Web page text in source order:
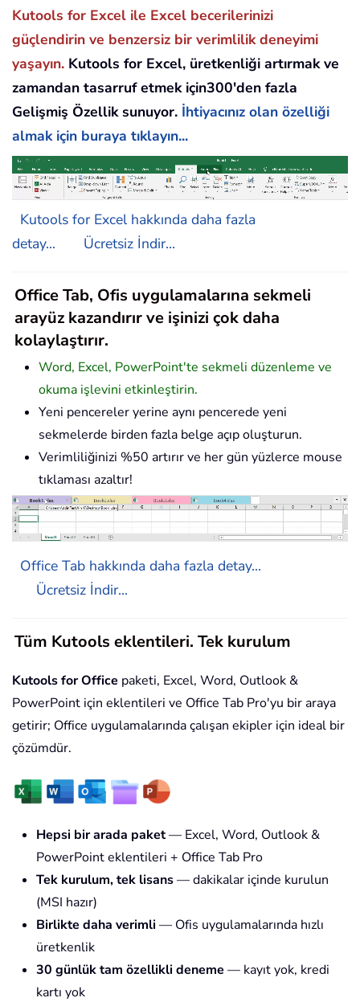
Kutools for Excel ile Excel becerilerinizi
güçlendirin ve benzersiz bir verimlilik deneyimi
yaşayın. Kutools for Excel, üretkenliği artırmak ve
zamandan tasarruf etmek için300'den fazla
Gelişmiş Özellik sunuyor. İhtiyacınız olan özelliği
almak için buraya tıklayın...
Kutools for Excel hakkında daha fazla
detay...
Ücretsiz İndir...
Office Tab, Ofis uygulamalarına sekmeli
arayüz kazandırır ve işinizi çok daha
kolaylaştırır.
Word, Excel, PowerPoint'te sekmeli düzenleme ve
okuma işlevini etkinleştirin.
Yeni pencereler yerine aynı pencerede yeni
sekmelerde birden fazla belge açıp oluşturun.
Verimliliğinizi %50 artırır ve her gün yüzlerce mouse
tıklaması azaltır!
Office Tab hakkında daha fazla detay...
Ücretsiz İndir...
Tüm Kutools eklentileri. Tek kurulum
Kutools for Office paketi, Excel, Word, Outlook &
PowerPoint için eklentileri ve Office Tab Pro'yu bir araya
getirir; Office uygulamalarında çalışan ekipler için ideal bir
çözümdür.
Hepsi bir arada paket— Excel, Word, Outlook &
PowerPoint eklentileri + Office Tab Pro
Tek kurulum, tek lisans— dakikalar içinde kurulun
(MSI hazır)
Birlikte daha verimli — Ofis uygulamalarında hızlı
üretkenlik
30 günlük tam özellikli deneme — kayıt yok, kredi
kartı yok